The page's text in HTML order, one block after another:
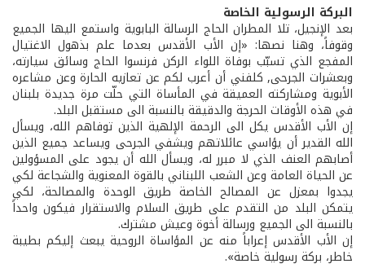
البركة الرسولية الخاصة
بعد الإنجيل، تلا المطران الحاج الرسالة البابوية واستمع اليها الجميع
وقوفاً، وهنا نصها: «إن الأب الأقدس بعدما علم بذهول الاغتيال
المفجع الذي تسبّب بوفاة اللواء الركن فرنسوا الحاج وسائق سيارته،
وبعشرات الجرحى, كلفني أن أعرب لكم عن تعازيه الحارة وعن مشاعره
الأبوية ومشاركته العميقة في المأساة التي حلّت مرة جديدة بلبنان
في هذه الأوقات الحرجة والدقيقة بالنسبة الى مستقبل البلد.
إن الأب الأقدس يكل الى الرحمة الإلهية الذين توفاهم الله، ويسأل
الله القدير أن يؤاسي عائلاتهم ويشفي الجرحى ويساعد جميع الذين
أصابهم العنف الذي لا مبرر له، ويسأل الله أن يجود على المسؤولين
عن الحياة العامة وعن الشعب اللبناني بالقوة المعنوية والشجاعة لكي
يجدوا بمعزل عن المصالح الخاصة طريق الوحدة والمصالحة، لكي
يتمكن البلد من التقدم على طريق السلام والاستقرار فيكون واحداً
بالنسبة الى الجميع ورسالة أخوة وعيش مشترك.
إن الأب الأقدس إعراباً منه عن المؤاساة الروحية يبعث إليكم بطيبة
خاطر، بركة رسولية خاصة».